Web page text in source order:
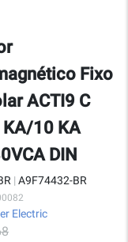
Fixo
ACTI9 C
10 KA
DIN
| A9F74432-BR
Electric